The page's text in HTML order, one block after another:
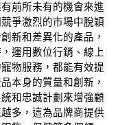
前所未有的機會來進
爭激烈的市場中脫穎
新和差異化的產品，
運用數位行銷、線上
物服務，都能有效提
本身的質量和創新，
和忠誠計劃來增強顧
多，這為品牌商提供